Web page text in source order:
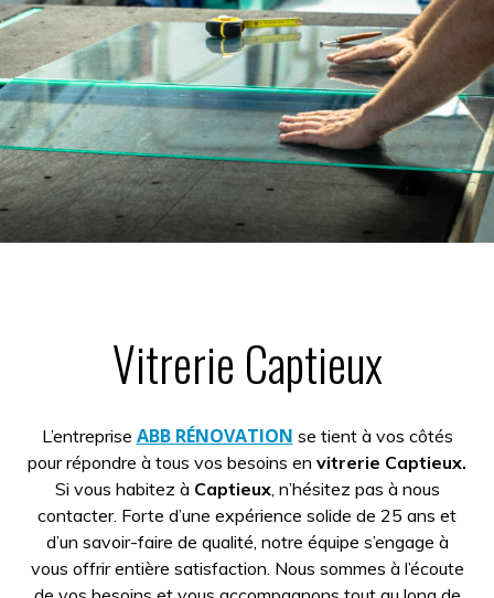
Vitrerie Captieux
L’entreprise ABB RÉNOVATION se tient à vos côtés
pour répondre à tous vos besoins en vitrerie Captieux.
Si vous habitez à Captieux, n’hésitez pas à nous
contacter. Forte d’une expérience solide de 25 ans et
d’un savoir-faire de qualité, notre équipe s’engage à
vous offrir entière satisfaction. Nous sommes à l’écoute